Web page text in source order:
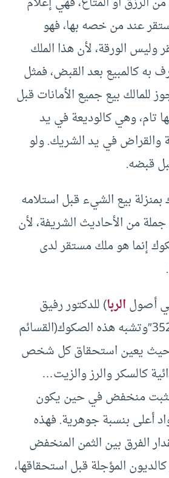
عند من خصه بها، فهو
وليس الورقة، لأن هذا الملك
به كالمبيع بعد القبض، فمثل
للمالك بيع جميع الأمانات قبل
تام، وهي كالوديعة في يد
والقراض في يد الشريك. ولو
قبضه.
بيع الشيء قبل استلامه
من الأحاديث الشريفة، لأن
إنما هو ملك مستقر لدى
أصولالربا) للدكتور رفيق
يونس المصري: ص352″وتشبه هذه الصكوك(القسائم
حيث يعين استحقاق كل شخص
كالسكر والرز والزيت…
منخفض في حين يكون
أعلى بنسبة جوهرية. فهذه
الفرق بين الثمن المنخفض
المؤجلة قبل استحقاقها،